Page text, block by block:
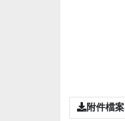
附件檔案